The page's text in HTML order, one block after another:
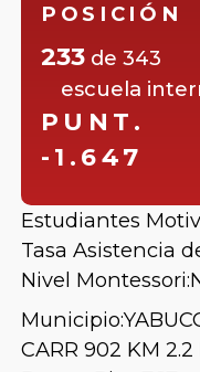
POSICIÓN
233 de343
escuela
PUNT.
-1.647
Estudiantes
Tasa Asistencia
Nivel Montessori:
Municipio:
CARR 902 KM 2.2